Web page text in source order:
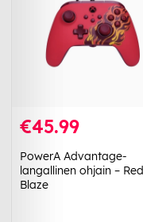
€45.99
PowerA Advantage-
langallinen ohjain – Red
Blaze